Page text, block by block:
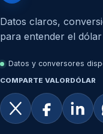
Datos claros,
para entender el
Datos y conversores
COMPARTE VALORDÓLAR